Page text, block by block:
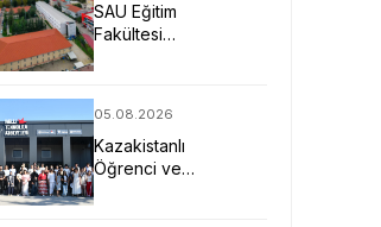
SAU Eğitim
Fakültesi
05.08.2026
Kazakistanlı
Öğrenci ve